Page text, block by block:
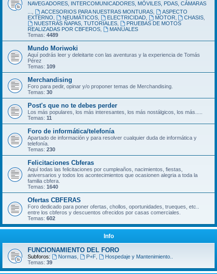
NAVEGADORES, INTERCOMUNICADORES, MÓVILES, PDAS, CÁMARAS
ACCESORIOS PARA NUESTRAS MONTURAS,
ASPECTO
EXTERNO
NEUMÁTICOS, ELECTRICIDAD, MOTOR CHASIS
NUESTRAS ÑAPAS, TUTORIALES,
PRUEBAS DE MOTOS
REALIZADAS POR CBFEROS
MANUALES
Temas: 4489
Mundo Moriwoki
Aquí podrás leer y deleitarte con las aventuras y la experiencia de Tomás
Pérez
Temas: 109
Merchandising
Foro para pedir, opinar y/o proponer temas de Merchandising.
Temas: 30
Post's que no te debes perder
Los más populares, los más interesantes, los más nostálgicos, los más.....
Temas: 11
Foro de informática/telefonía
Apartado de información y para resolver cualquier duda de informática y
telefonía.
Temas: 230
Felicitaciones Cbferas
Aquí todas las felicitaciones por cumpleaños, nacimientos, fiestas,
aniversarios y todos los acontecimientos que ocasionen alegria a toda la
familia cbfera.
Temas: 1640
Ofertas CBFERAS
Foro dedicado para poner ofertas, chollos, oportunidades, trueques, etc..
entre los cbferos y descuentos ofrecidos por casas comerciales.
Temas: 602
Info
FUNCIONAMIENTO DEL FORO
Subforos: Normas P+F,
Hospedaje y Mantenimiento..
Temas: 39